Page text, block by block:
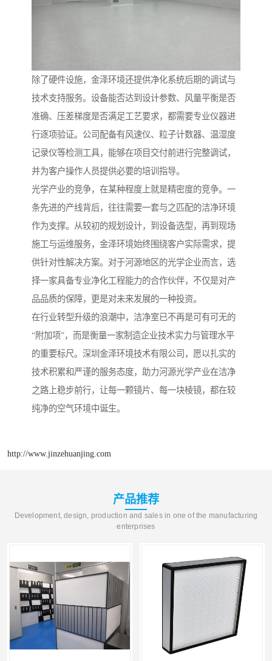
除了硬件设施，金泽环境还提供净化系统后期的调试与
技术支持服务。设备能否达到设计参数、风量平衡是否
准确、压差梯度是否满足工艺要求，都需要专业仪器进
行逐项验证。公司配备有风速仪、粒子计数器、温湿度
记录仪等检测工具，能够在项目交付前进行完整调试，
并为客户操作人员提供必要的培训指导。
光学产业的竞争，在某种程度上就是精密度的竞争。一
条先进的产线背后，往往需要一套与之匹配的洁净环境
作为支撑。从较初的规划设计，到设备选型，再到现场
施工与运维服务，金泽环境始终围绕客户实际需求，提
供针对性解决方案。对于河源地区的光学企业而言，选
择一家具备专业净化工程能力的合作伙伴，不仅是对产
品品质的保障，更是对未来发展的一种投资。
在行业转型升级的浪潮中，洁净室已不再是可有可无的
“附加项”，而是衡量一家制造企业技术实力与管理水平
的重要标尺。深圳金泽环境技术有限公司，愿以扎实的
技术积累和严谨的服务态度，助力河源光学产业在洁净
之路上稳步前行，让每一颗镜片、每一块棱镜，都在较
纯净的空气环境中诞生。
http://www.jinzehuanjing.com
产品推荐
Development, design, production and sales in one of the manufacturing
enterprises